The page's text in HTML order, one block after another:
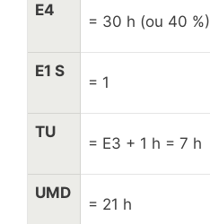
E4
= 30 h (ou 40 %)
E1 S
= 1
TU
= E3 + 1 h = 7 h
UMD
= 21 h